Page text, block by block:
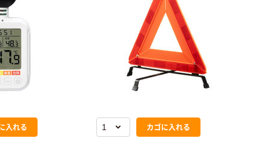
入れる カゴに入れる